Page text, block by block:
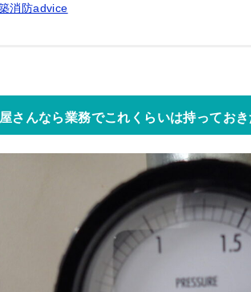
消防advice
さんなら業務でこれくらいは持ってお